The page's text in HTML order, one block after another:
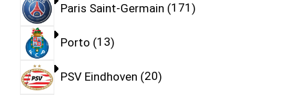
Paris Saint-Germain 171
Porto 13
PSV Eindhoven 20